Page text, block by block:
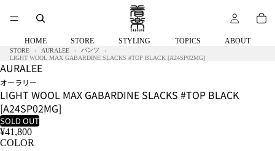
HOME STORE STYLING TOPICS ABOUT
STORE AURALEE
パンツ
LIGHT WOOL MAX GABARDINE SLACKS #TOP BLACK [A24SP02MG]
AURALEE
オーラリー
LIGHT WOOL MAX GABARDINE SLACKS #TOP BLACK
[A24SP02MG]
SOLD OUT
¥41,800
COLOR